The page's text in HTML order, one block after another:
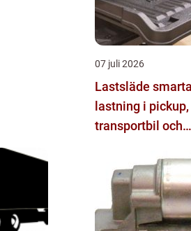
07 juli 2026
Lastsläde smartare
lastning i pickup,
transportbil och